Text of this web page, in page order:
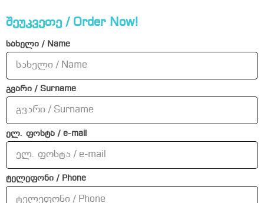
შეუკვეთე / Order Now!
სახელი / Name
გვარი / Surname
ელ. ფოსტა / e-mail
ტელეფონი / Phone